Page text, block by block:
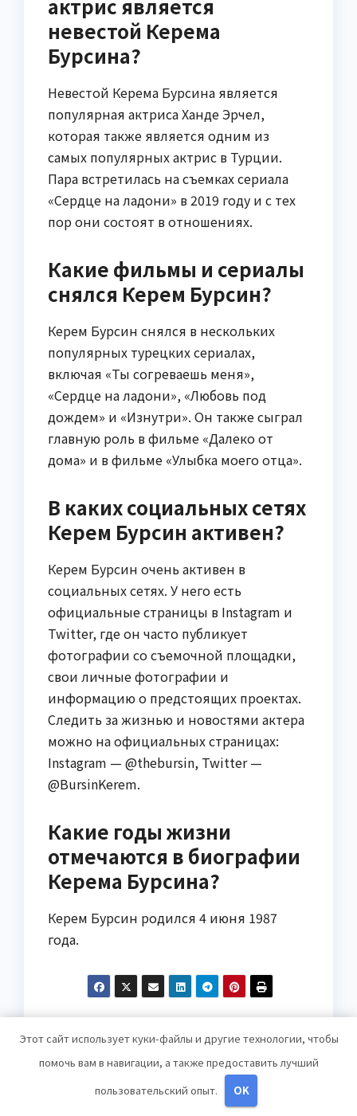
актрис является
невестой Керема
Бурсина?
Невестой Керема Бурсина является
популярная актриса Ханде Эрчел,
которая также является одним из
самых популярных актрис в Турции.
Пара встретилась на съемках сериала
«Сердце на ладони» в 2019 году и с тех
пор они состоят в отношениях.
Какие фильмы и сериалы
снялся Керем Бурсин?
Керем Бурсин снялся в нескольких
популярных турецких сериалах,
включая «Ты согреваешь меня»,
«Сердце на ладони», «Любовь под
дождем» и «Изнутри». Он также сыграл
главную роль в фильме «Далеко от
дома» и в фильме «Улыбка моего отца».
В каких социальных сетях
Керем Бурсин активен?
Керем Бурсин очень активен в
социальных сетях. У него есть
официальные страницы в Instagram и
Twitter, где он часто публикует
фотографии со съемочной площадки,
свои личные фотографии и
информацию о предстоящих проектах.
Следить за жизнью и новостями актера
можно на официальных страницах:
Instagram — @thebursin, Twitter —
@BursinKerem.
Какие годы жизни
отмечаются в биографии
Керема Бурсина?
Керем Бурсин родился 4 июня 1987
года.
Навигация
по
записям
биография
интересные факты и
достижения Научно-
эффективные
методы лечения
Этот сайт использует куки-файлы и другие технологии, чтобы
помочь вам в навигации, а также предоставить лучший
пользовательский опыт.
OK